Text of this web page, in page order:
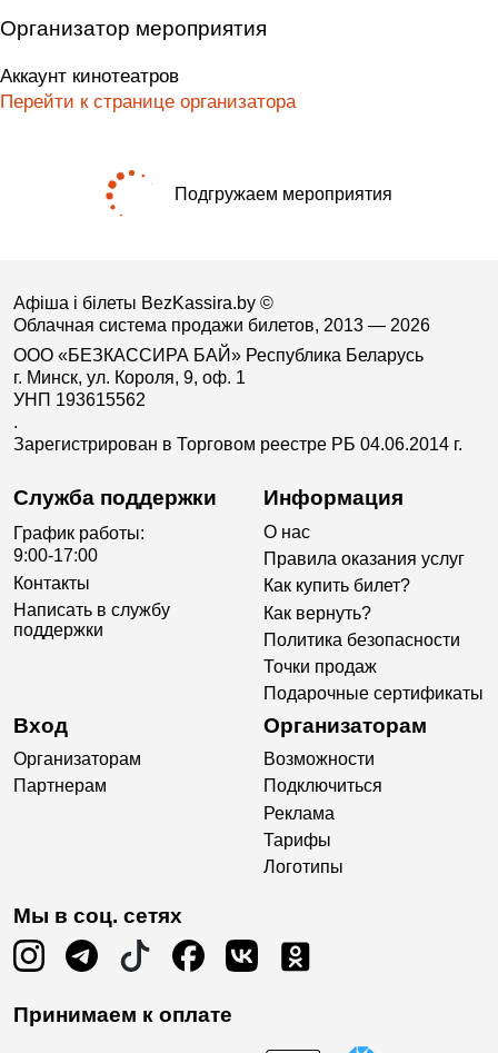
Организатор мероприятия
Аккаунт кинотеатров
Перейти к странице организатора
Подгружаем мероприятия
Афіша і білеты BezKassira.by ©
Облачная система продажи билетов, 2013 — 2026
ООО «БЕЗКАССИРА БАЙ» Республика Беларусь
г. Минск, ул. Короля, 9, оф. 1
УНП 193615562
.
Зарегистрирован в Торговом реестре РБ 04.06.2014 г.
Служба поддержки
График работы:
9:00-17:00
Контакты
Написать в службу
поддержки
Информация
О нас
Правила оказания услуг
Как купить билет?
Как вернуть?
Политика безопасности
Точки продаж
Подарочные сертификаты
Вход
Организаторам
Партнерам
Организаторам
Возможности
Подключиться
Реклама
Тарифы
Логотипы
Мы в соц. сетях
Принимаем к оплате